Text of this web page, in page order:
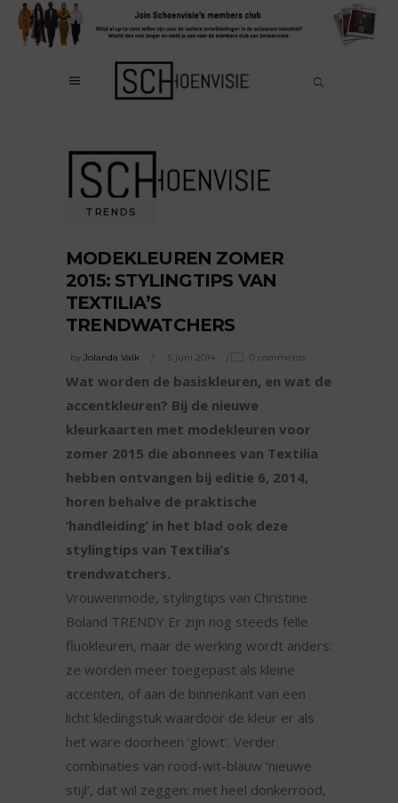
TRENDS
MODEKLEUREN ZOMER
2015: STYLINGTIPS VAN
TEXTILIA’S
TRENDWATCHERS
by Jolanda Valk 5 juni 2014 0 comments
Wat worden de basiskleuren, en wat de
accentkleuren? Bij de nieuwe
kleurkaarten met modekleuren voor
zomer 2015 die abonnees van Textilia
hebben ontvangen bij editie 6, 2014,
horen behalve de praktische
‘handleiding’ in het blad ook deze
stylingtips van Textilia’s
trendwatchers.
Vrouwenmode, stylingtips van Christine
Boland TRENDY Er zijn nog steeds felle
fluokleuren, maar de werking wordt anders:
ze worden meer toegepast als kleine
accenten, of aan de binnenkant van een
licht kledingstuk waardoor de kleur er als
het ware doorheen ‘glowt’. Verder
combinaties van rood-wit-blauw ‘nieuwe
stijl’, dat wil zeggen: met heel donkerrood,